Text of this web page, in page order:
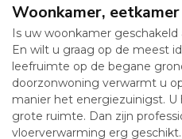
Woonkamer,
Is uw woonkamer
En wilt u graag op de meest
leefruimte op de begane
doorzonwoning verwarmt u
manier het energiezuinigst.
grote ruimte. Dan zijn
vloerverwarming erg geschikt.